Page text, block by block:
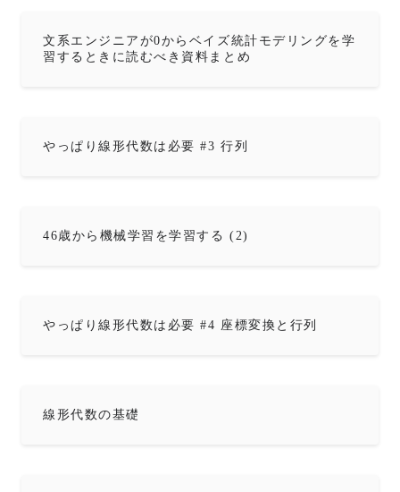
文系エンジニアが0からベイズ統計モデリングを学
習するときに読むべき資料まとめ
やっぱり線形代数は必要 #3 行列
46歳から機械学習を学習する (2)
やっぱり線形代数は必要 #4 座標変換と行列
線形代数の基礎